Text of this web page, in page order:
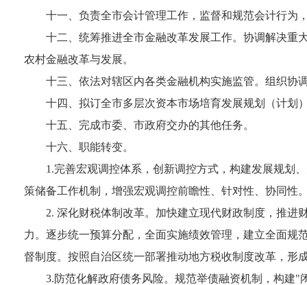
十一、负责全市会计管理工作，监督和规范会计行为
十二、统筹推进全市金融改革发展工作。协调解决重
农村金融改革与发展。
十三、依法对辖区内各类金融机构实施监管。组织协
十四、拟订全市多层次资本市场培育发展规划（计划
十五、完成市委、市政府交办的其他任务。
十六、职能转变。
1.完善宏观调控体系，创新调控方式，构建发展规划
策储备工作机制，增强宏观调控前瞻性、针对性、协同性
2. 深化财税体制改革。加快建立现代财政制度，推
力。逐步统一预算分配，全面实施绩效管理，建立全面
督制度。按照自治区统一部署推动地方税收制度改革，形
3.防范化解政府债务风险。规范举债融资机制，构建